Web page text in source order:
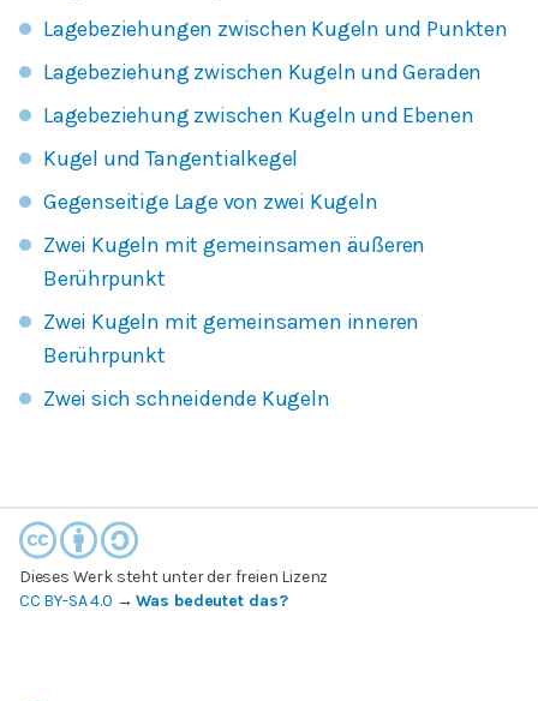
Lagebeziehungen zwischen Kugeln und Punkten
Lagebeziehung zwischen Kugeln und Geraden
Lagebeziehung zwischen Kugeln und Ebenen
Kugel und Tangentialkegel
Gegenseitige Lage von zwei Kugeln
Zwei Kugeln mit gemeinsamen äußeren
Berührpunkt
Zwei Kugeln mit gemeinsamen inneren
Berührpunkt
Zwei sich schneidende Kugeln
Dieses Werk steht unter der freien Lizenz
CC BY-SA 4.0 →Was bedeutet das?